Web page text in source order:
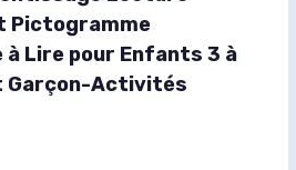
Pictogramme
Lire pour Enfants 3 à
Garçon-Activités